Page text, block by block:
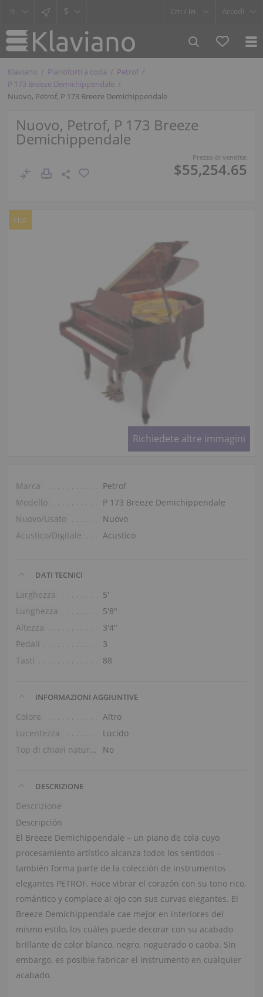
$ Cm / In Accedi
Klaviano Pianoforti a coda
Petrof
P 173 Breeze Demichippendale
Nuovo, Petrof, P 173 Breeze Demichippendale
Nuovo, Petrof, P 173 Breeze
Demichippendale
Prezzo di vendita:
$55,254.65
Hot
Richiedete altre immagini
Marca
Petrof
Modello
P 173 Breeze Demichippendale
Nuovo/Usato
Nuovo
Acustico/Digitale
Acustico
DATI TECNICI
Larghezza
5′
Lunghezza
5′8″
Altezza
3′4″
Pedali
3
Tasti
88
INFORMAZIONI AGGIUNTIVE
Colore
Altro
Lucentezza
Lucido
Top di chiavi naturali
No
DESCRIZIONE
Descrizione
Descripción
El Breeze Demichippendale – un piano de cola cuyo
procesamiento artístico alcanza todos los sentidos –
también forma parte de la colección de instrumentos
elegantes PETROF. Hace vibrar el corazón con su tono rico,
romántico y complace al ojo con sus curvas elegantes. El
Breeze Demichippendale cae mejor en interiores del
mismo estilo, los cuáles puede decorar con su acabado
brillante de color blanco, negro, noguerado o caoba. Sin
embargo, es posible fabricar el instrumento en cualquier
acabado.